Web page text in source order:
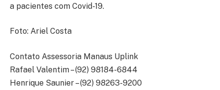
a pacientes com Covid-19.
Foto: Ariel Costa
Contato Assessoria Manaus Uplink
Rafael Valentim – (92) 98184-6844
Henrique Saunier – (92) 98263-9200